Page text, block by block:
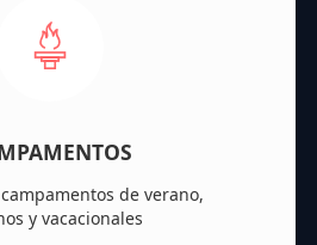
de verano,
y vacacionales